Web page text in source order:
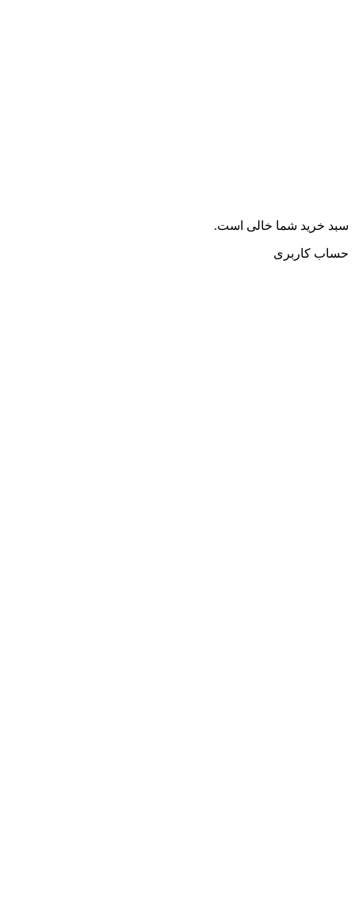
سبد خرید شما خالی است.
حساب کاربری